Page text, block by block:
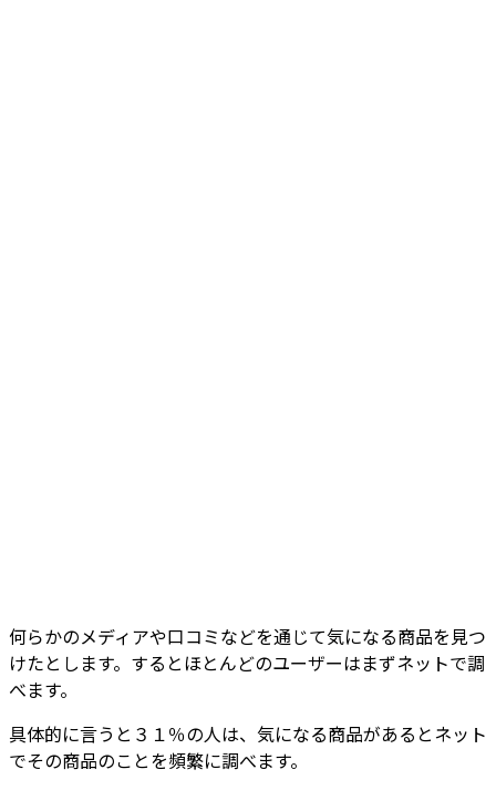
何らかのメディアや口コミなどを通じて気になる商品を見つ
けたとします。するとほとんどのユーザーはまずネットで調
べます。
具体的に言うと３１％の人は、気になる商品があるとネット
でその商品のことを頻繁に調べます。